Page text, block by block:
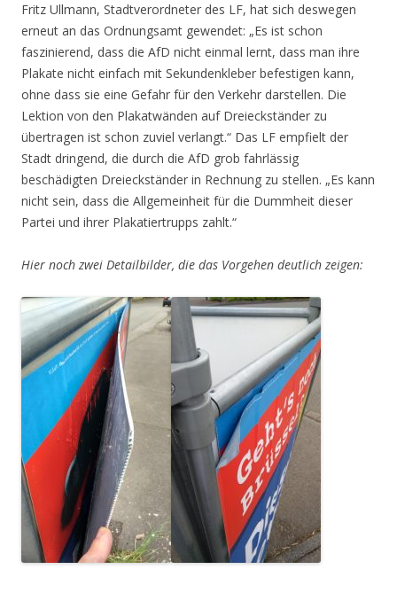
Fritz Ullmann, Stadtverordneter des LF, hat sich deswegen
erneut an das Ordnungsamt gewendet: „Es ist schon
faszinierend, dass die AfD nicht einmal lernt, dass man ihre
Plakate nicht einfach mit Sekundenkleber befestigen kann,
ohne dass sie eine Gefahr für den Verkehr darstellen. Die
Lektion von den Plakatwänden auf Dreieckständer zu
übertragen ist schon zuviel verlangt.“ Das LF empfielt der
Stadt dringend, die durch die AfD grob fahrlässig
beschädigten Dreieckständer in Rechnung zu stellen. „Es kann
nicht sein, dass die Allgemeinheit für die Dummheit dieser
Partei und ihrer Plakatiertrupps zahlt.“
Hier noch zwei Detailbilder, die das Vorgehen deutlich zeigen: